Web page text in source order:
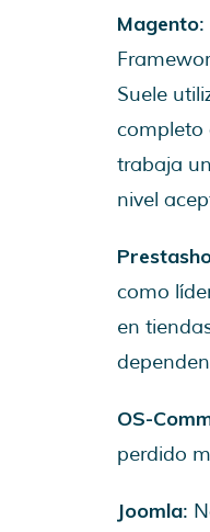
Magento:
Suele
completo
trabaja
nivel
como
en
OS-
perdido
Joomla: